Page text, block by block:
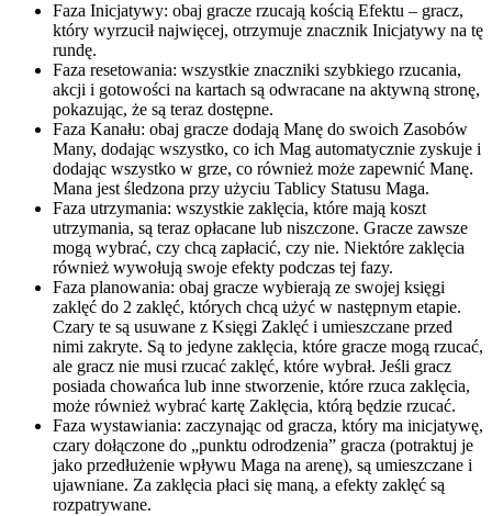
Faza Inicjatywy: obaj gracze rzucają kością Efektu – gracz,
który wyrzucił najwięcej, otrzymuje znacznik Inicjatywy na tę
rundę.
Faza resetowania: wszystkie znaczniki szybkiego rzucania,
akcji i gotowości na kartach są odwracane na aktywną stronę,
pokazując, że są teraz dostępne.
Faza Kanału: obaj gracze dodają Manę do swoich Zasobów
Many, dodając wszystko, co ich Mag automatycznie zyskuje i
dodając wszystko w grze, co również może zapewnić Manę.
Mana jest śledzona przy użyciu Tablicy Statusu Maga.
Faza utrzymania: wszystkie zaklęcia, które mają koszt
utrzymania, są teraz opłacane lub niszczone. Gracze zawsze
mogą wybrać, czy chcą zapłacić, czy nie. Niektóre zaklęcia
również wywołują swoje efekty podczas tej fazy.
Faza planowania: obaj gracze wybierają ze swojej księgi
zaklęć do 2 zaklęć, których chcą użyć w następnym etapie.
Czary te są usuwane z Księgi Zaklęć i umieszczane przed
nimi zakryte. Są to jedyne zaklęcia, które gracze mogą rzucać,
ale gracz nie musi rzucać zaklęć, które wybrał. Jeśli gracz
posiada chowańca lub inne stworzenie, które rzuca zaklęcia,
może również wybrać kartę Zaklęcia, którą będzie rzucać.
Faza wystawiania: zaczynając od gracza, który ma inicjatywę,
czary dołączone do „punktu odrodzenia” gracza (potraktuj je
jako przedłużenie wpływu Maga na arenę), są umieszczane i
ujawniane. Za zaklęcia płaci się maną, a efekty zaklęć są
rozpatrywane.